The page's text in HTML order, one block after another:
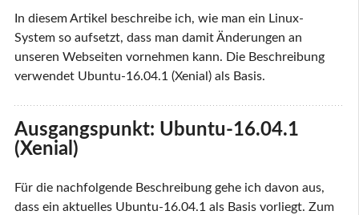
In diesem Artikel beschreibe ich, wie man ein Linux-
System so aufsetzt, dass man damit Änderungen an
unseren Webseiten vornehmen kann. Die Beschreibung
verwendet Ubuntu-16.04.1 (Xenial) als Basis.
Ausgangspunkt: Ubuntu-16.04.1
(Xenial)
Für die nachfolgende Beschreibung gehe ich davon aus,
dass ein aktuelles Ubuntu-16.04.1 als Basis vorliegt. Zum